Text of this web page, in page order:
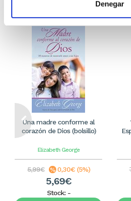
Denegar
Una madre conforme al
corazón de Dios (bolsillo)
Elizabeth George
5,99€ 0,30€ (5%)
5,69€
Stock: -